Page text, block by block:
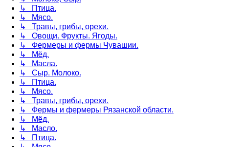
↳ Птица.
↳ Мясо.
↳ Травы, грибы, орехи.
↳ Овощи. Фрукты. Ягоды.
↳ Фермеры и фермы Чувашии.
↳ Мёд.
↳ Масла.
↳ Сыр. Молоко.
↳ Птица.
↳ Мясо.
↳ Травы, грибы, орехи.
↳ Фермы и фермеры Рязанской области.
↳ Мёд.
↳ Масло.
↳ Птица.